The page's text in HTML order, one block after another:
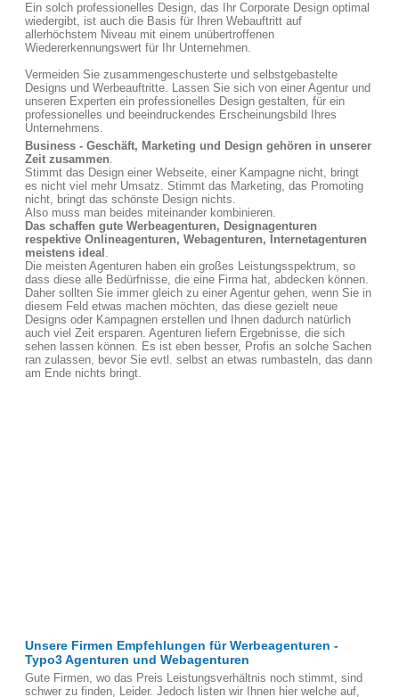
Ein solch professionelles Design, das Ihr Corporate Design optimal
wiedergibt, ist auch die Basis für Ihren Webauftritt auf
allerhöchstem Niveau mit einem unübertroffenen
Wiedererkennungswert für Ihr Unternehmen.
Vermeiden Sie zusammengeschusterte und selbstgebastelte
Designs und Werbeauftritte. Lassen Sie sich von einer Agentur und
unseren Experten ein professionelles Design gestalten, für ein
professionelles und beeindruckendes Erscheinungsbild Ihres
Unternehmens.
Business - Geschäft, Marketing und Design gehören in unserer
Zeit zusammen.
Stimmt das Design einer Webseite, einer Kampagne nicht, bringt
es nicht viel mehr Umsatz. Stimmt das Marketing, das Promoting
nicht, bringt das schönste Design nichts.
Also muss man beides miteinander kombinieren.
Das schaffen gute Werbeagenturen, Designagenturen
respektive Onlineagenturen, Webagenturen, Internetagenturen
meistens ideal .
Die meisten Agenturen haben ein großes Leistungsspektrum, so
dass diese alle Bedürfnisse, die eine Firma hat, abdecken können.
Daher sollten Sie immer gleich zu einer Agentur gehen, wenn Sie in
diesem Feld etwas machen möchten, das diese gezielt neue
Designs oder Kampagnen erstellen und Ihnen dadurch natürlich
auch viel Zeit ersparen. Agenturen liefern Ergebnisse, die sich
sehen lassen können. Es ist eben besser, Profis an solche Sachen
ran zulassen, bevor Sie evtl. selbst an etwas rumbasteln, das dann
am Ende nichts bringt.
Unsere Firmen Empfehlungen für Werbeagenturen -
Typo3 Agenturen und Webagenturen
Gute Firmen, wo das Preis Leistungsverhältnis noch stimmt, sind
schwer zu finden, Leider. Jedoch listen wir Ihnen hier welche auf,